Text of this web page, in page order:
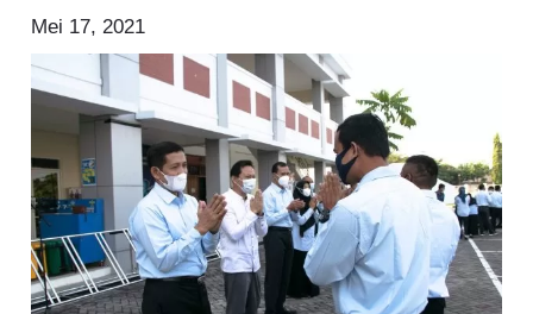
Mei 17, 2021